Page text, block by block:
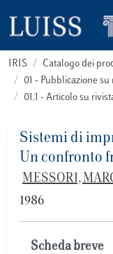
IRIS
Catalogo dei
01 - Pubblicazione
01.1 - Articolo su
Sistemi di
Un confronto
MESSORI,
1986
Scheda breve